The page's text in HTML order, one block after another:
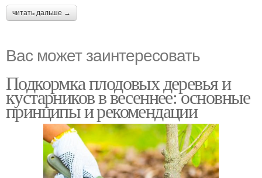
читать дальше →
Вас может заинтересовать
Подкормка плодовых деревья и
кустарников в весеннее: основные
принципы и рекомендации